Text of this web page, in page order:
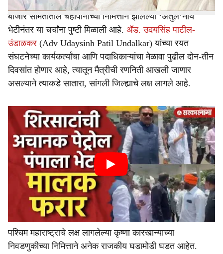
बाजार समितीतील चहापानाच्या निमित्ताने झालेल्या ‘अतुल’नीय
भेटीनंतर या चर्चांना पुष्टी मिळाली आहे. ॲड. उदयसिंह पाटील-
उंडाळकर (Adv Udaysinh Patil Undalkar) यांच्या रयत
संघटनेच्या कार्यकर्त्यांचा आणि पदाधिकाऱ्यांचा मेळावा पुढील दोन-तीन
दिवसांत होणार आहे, त्यातून मैत्रीची रणनिती आखली जाणार
असल्याने त्याकडे सातारा, सांगली जिल्ह्याचे लक्ष लागले आहे.
पश्चिम महाराष्ट्राचे लक्ष लागलेल्या कृष्णा कारखान्याच्या
निवडणुकीच्या निमित्ताने अनेक राजकीय घडामोडी घडत आहेत.